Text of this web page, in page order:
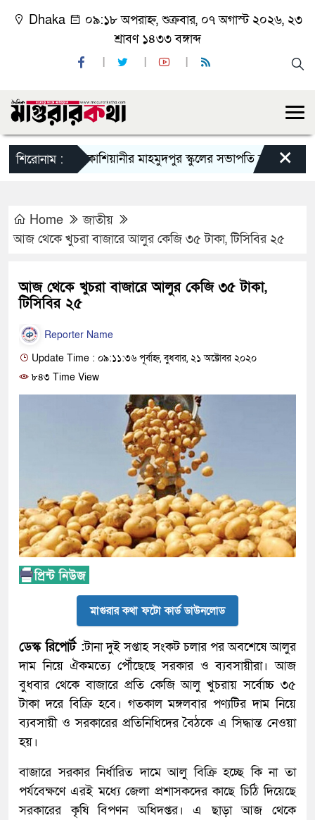
Dhaka
০৯:১৮ অপরাহ্ন, শুক্রবার, ০৭ অগাস্ট ২০২৬, ২৩
শ্রাবণ ১৪৩৩ বঙ্গাব্দ
শিরোনাম :কাশিয়ানীর মাহমুদপুর স্কুলের সভাপতি হলেন গোবিন্দ×
Home
জাতীয়
আজ থেকে খুচরা বাজারে আলুর কেজি ৩৫ টাকা, টিসিবির ২৫
আজ থেকে খুচরা বাজারে আলুর কেজি ৩৫ টাকা,
টিসিবির ২৫
Reporter Name
Update Time : ০৯:১১:৩৬ পূর্বাহ্ন, বুধবার, ২১ অক্টোবর ২০২০
৮৪৩ Time View
মাগুরার কথা ফটো কার্ড ডাউনলোড
ডেস্ক রিপোর্ট :টানা দুই সপ্তাহ সংকট চলার পর অবশেষে আলুর
দাম নিয়ে ঐকমত্যে পৌঁছেছে সরকার ও ব্যবসায়ীরা। আজ
বুধবার থেকে বাজারে প্রতি কেজি আলু খুচরায় সর্বোচ্চ ৩৫
টাকা দরে বিক্রি হবে। গতকাল মঙ্গলবার পণ্যটির দাম নিয়ে
ব্যবসায়ী ও সরকারের প্রতিনিধিদের বৈঠকে এ সিদ্ধান্ত নেওয়া
হয়।
বাজারে সরকার নির্ধারিত দামে আলু বিক্রি হচ্ছে কি না তা
পর্যবেক্ষণে এরই মধ্যে জেলা প্রশাসকদের কাছে চিঠি দিয়েছে
সরকারের কৃষি বিপণন অধিদপ্তর। এ ছাড়া আজ থেকে